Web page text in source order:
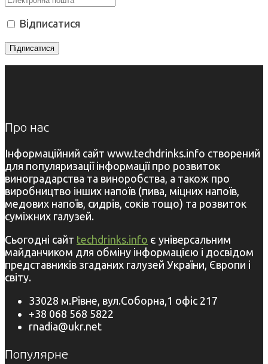
Відписатися
Про нас
Інформаційний сайт www.techdrinks.info створений
для популяризації інформації про розвиток
виноградарства та виноробства, а також про
виробництво інших напоїв (пива, міцних напоїв,
медових напоїв, сидрів, соків тощо) та розвиток
суміжних галузей.
Сьогодні сайт techdrinks.info є універсальним
майданчиком для обміну інформацією і досвідом
представників згаданих галузей України, Європи і
світу.
33028 м.Рівне, вул.Соборна,1 офіс 217
+38 068 568 5822
rnadia@ukr.net
Популярне